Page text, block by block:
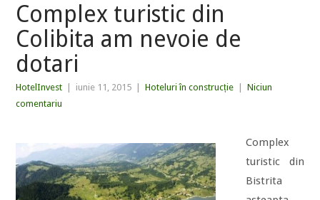
Complex turistic din
Colibita am nevoie de
dotari
HotelInvest iunie 11, 2015 Hoteluri în construcție
Niciun
comentariu
Complex
turistic din
Bistrita